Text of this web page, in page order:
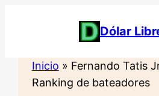
Dólar
Inicio » Fernando Tatis
Ranking de bateadores